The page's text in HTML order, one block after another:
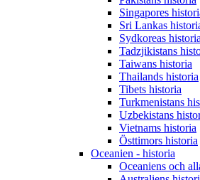
Singapores
Sri Lankas
Sydkoreas historia
Tadzjikistans
Taiwans historia
Thailands historia
Tibets historia
Turkmenistans
Uzbekistans
Vietnams historia
Östtimors historia
Oceanien - historia
Oceaniens och